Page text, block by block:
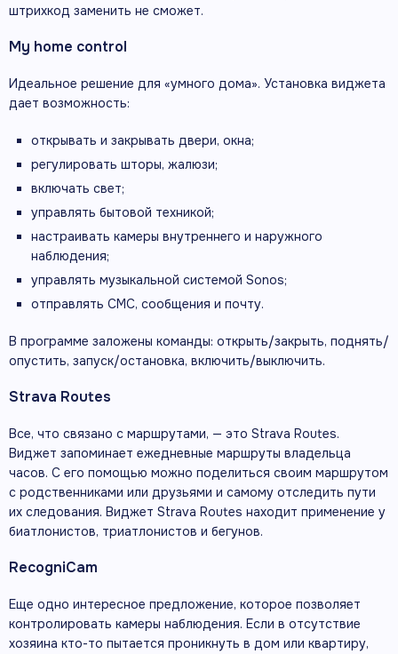
штрихкод заменить не сможет.
My home control
Идеальное решение для «умного дома». Установка виджета
дает возможность:
открывать и закрывать двери, окна;
регулировать шторы, жалюзи;
включать свет;
управлять бытовой техникой;
настраивать камеры внутреннего и наружного
наблюдения;
управлять музыкальной системой Sonos;
отправлять СМС, сообщения и почту.
В программе заложены команды: открыть/закрыть, поднять/
опустить, запуск/остановка, включить/выключить.
Strava Routes
Все, что связано с маршрутами, — это Strava Routes.
Виджет запоминает ежедневные маршруты владельца
часов. С его помощью можно поделиться своим маршрутом
с родственниками или друзьями и самому отследить пути
их следования. Виджет Strava Routes находит применение у
биатлонистов, триатлонистов и бегунов.
RecogniCam
Еще одно интересное предложение, которое позволяет
контролировать камеры наблюдения. Если в отсутствие
хозяина кто-то пытается проникнуть в дом или квартиру,